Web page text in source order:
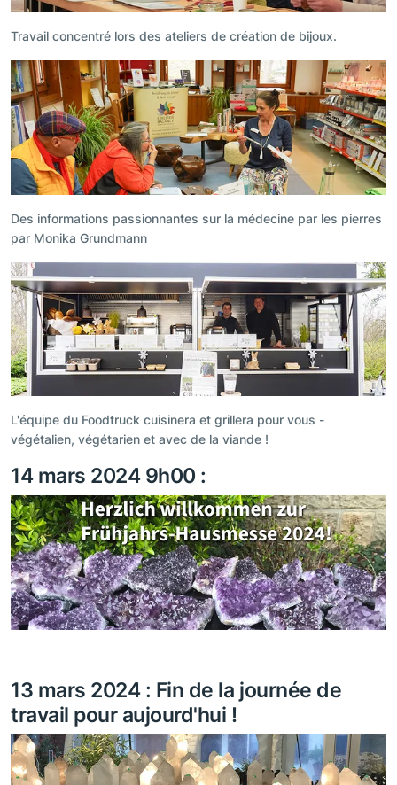
Travail concentré lors des ateliers de création de bijoux.
Des informations passionnantes sur la médecine par les pierres
par Monika Grundmann
L'équipe du Foodtruck cuisinera et grillera pour vous -
végétalien, végétarien et avec de la viande !
14 mars 2024 9h00 :
13 mars 2024 : Fin de la journée de
travail pour aujourd'hui !